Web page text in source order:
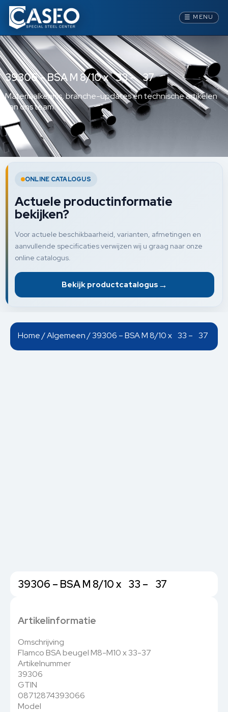
☰ MENU
39306 – BSA M 8/10 x 33 – 37
Materiaalkennis, branche-updates en technische artikelen
van ons team.
ONLINE CATALOGUS
Actuele productinformatie
bekijken?
Voor actuele beschikbaarheid, varianten, afmetingen en
aanvullende specificaties verwijzen wij u graag naar onze
online catalogus.
Bekijk productcatalogus →
Home/Algemeen/ 39306 – BSA M 8/10 x 33 – 37
39306 – BSA M 8/10 x 33 – 37
Artikelinformatie
Omschrijving
Flamco BSA beugel M8-M10 x 33-37
Artikelnummer
39306
GTIN
08712874393066
Model